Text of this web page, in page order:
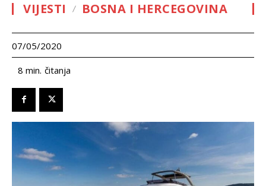
VIJESTI BOSNA I HERCEGOVINA
07/05/2020
8 min. čitanja